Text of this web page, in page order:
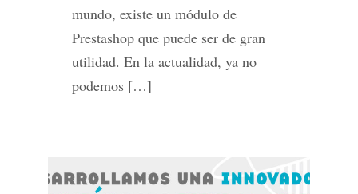
mundo, existe un módulo de
Prestashop que puede ser de gran
utilidad. En la actualidad, ya no
podemos […]